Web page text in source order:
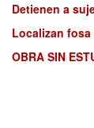
Detienen a
Localizan
OBRA SIN